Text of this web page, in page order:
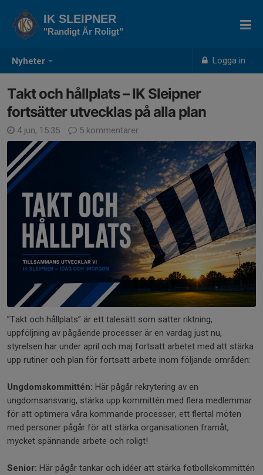
Nyheter Logga in
IK SLEIPNER
"Randigt Är Roligt"
Takt och hållplats – IK Sleipner
fortsätter utvecklas på alla plan
4 jun, 15:35 5 kommentarer
”Takt och hållplats” är ett talesätt som sätter riktning,
uppföljning av pågående processer är en vardag just nu,
styrelsen har under april och maj fortsatt arbetet med att stärka
upp rutiner och plan för fortsatt arbete inom följande områden:
Ungdomskommittén: Här pågår rekrytering av en
ungdomsansvarig, stärka upp kommittén med flera medlemmar
för att optimera våra kommande processer, ett flertal möten
med personer pågår för att stärka organisationen framåt,
mycket spännande arbete och roligt!
Senior: Här pågår tankar och idéer att stärka fotbollskommittén